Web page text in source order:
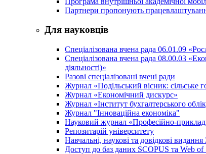
Партнери пропонують
Для науковців
Спеціалізована вчена рада 06.01.09
Спеціалізована вчена рада 08.00.03
діяльності)»
Разові спеціалізовані вчені ради
Журнал «Подільський вісник: сільське
Журнал «Економічний дискурс»
Журнал «Інститут бухгалтерського
Журнал "Інноваційна економіка"
Науковий журнал «Професійно-
Репозитарій університету
Навчальні, наукові та довідкові
Доступ до баз даних SCOPUS та Web of